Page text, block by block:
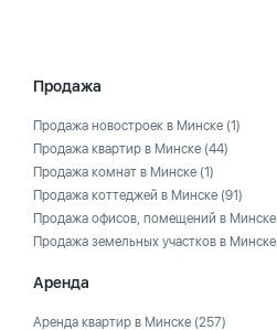
Продажа
Продажа новостроек в Минске (1)
Продажа квартир в Минске (44)
Продажа комнат в Минске (1)
Продажа коттеджей в Минске (91)
Продажа офисов, помещений в Минске
Продажа земельных участков в Минске
Аренда
Аренда квартир в Минске (257)